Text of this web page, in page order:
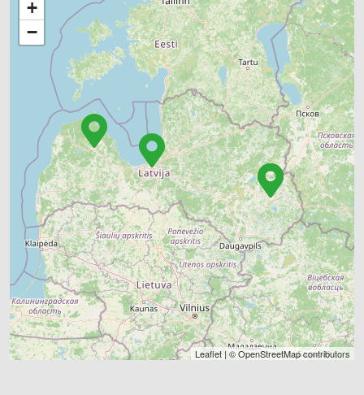
+
−
Leaflet | ©OpenStreetMapcontributors